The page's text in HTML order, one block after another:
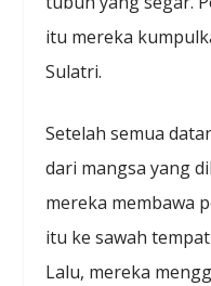
itu mereka
Sulatri.
Setelah semua
dari mangsa yang
mereka membawa
itu ke sawah
Lalu, mereka